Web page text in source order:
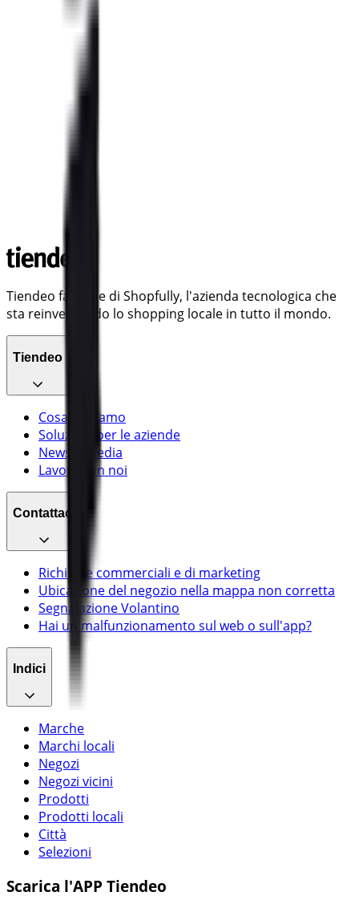
Tiendeo fa parte di Shopfully, l'azienda tecnologica che
sta reinventando lo shopping locale in tutto il mondo.
Tiendeo
Cosa facciamo
Soluzioni per le aziende
News e media
Lavora con noi
Contattaci
Richieste commerciali e di marketing
Ubicazione del negozio nella mappa non corretta
Segnalazione Volantino
Hai un malfunzionamento sul web o sull'app?
Indici
Marche
Marchi locali
Negozi
Negozi vicini
Prodotti
Prodotti locali
Città
Selezioni
Scarica l'APP Tiendeo